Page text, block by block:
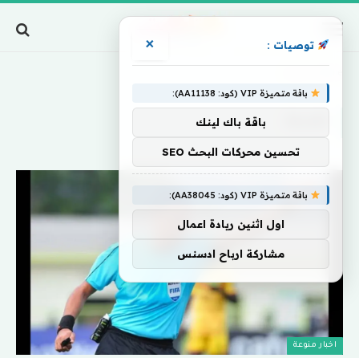
اخبار منوعة
توصيات : ×
باقة متميزة VIP (كود: AA11138):
باقة باك لينك
تحسين محركات البحث SEO
باقة متميزة VIP (كود: AA38045):
اول اثنين ريادة اعمال
مشاركة ارباح ادسنس